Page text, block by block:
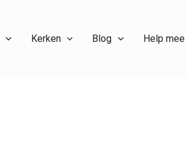
Kerken Blog Help mee